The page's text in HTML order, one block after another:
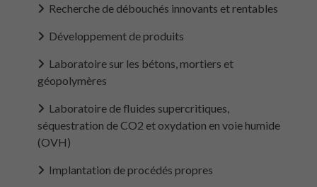
Recherche de débouchés innovants et rentables
Développement de produits
Laboratoire sur les bétons, mortiers et
géopolymères
Laboratoire de fluides supercritiques,
séquestration de CO2 et oxydation en voie humide
(OVH)
Implantation de procédés propres